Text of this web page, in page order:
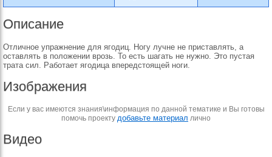
Описание
Отличное упражнение для ягодиц. Ногу лучне не приставлять, а
оставлять в положении врозь. То есть шагать не нужно. Это пустая
трата сил. Работает ягодица впередстоящей ноги.
Изображения
Если у вас имеются знания\информация по данной тематике и Вы готовы
помочь проекту добавьте материал лично
Видео